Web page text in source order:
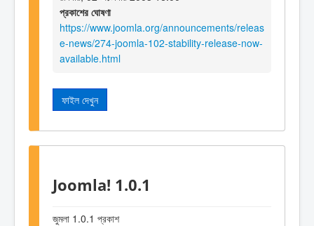
প্রকাশের ঘোষণা
https://www.joomla.org/announcements/releas
e-news/274-joomla-102-stability-release-now-
available.html
ফাইল দেখুন
Joomla! 1.0.1
জুমলা 1.0.1 প্রকাশ